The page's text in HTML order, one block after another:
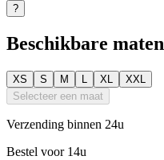
?
Beschikbare maten
XS S M L XL
XXL
Selecteer een maat
Verzending binnen 24u
Bestel voor 14u